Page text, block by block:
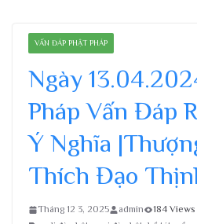
VẤN ĐÁP PHẬT PHÁP
Ngày
Pháp Vấn Đáp
Ý Nghĩa
Thích Đạo
Tháng 12 3, 2025 admin
184 Views